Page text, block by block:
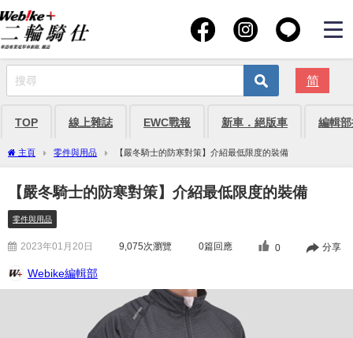
简
TOP 線上雜誌 EWC戰報 新車．絕版車 編輯
主頁 零件與用品 【嚴冬騎士的防寒對策】介紹最低限度的裝備
【嚴冬騎士的防寒對策】介紹最低限度的裝備
零件與用品
2023年01月20日 9,075次瀏覽 0篇回應 0 分享
Webike編輯部